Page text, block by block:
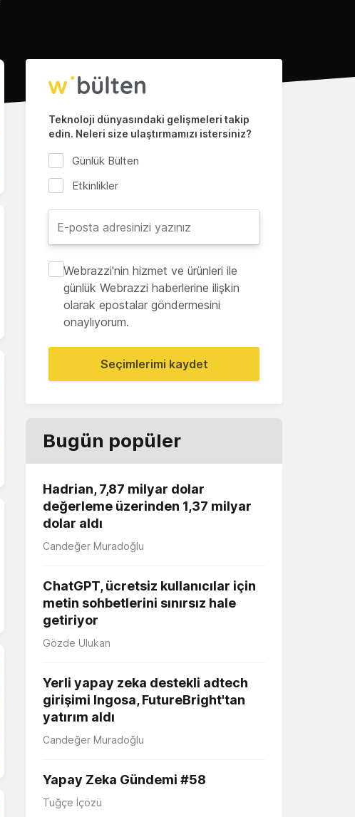
Teknoloji dünyasındaki gelişmeleri takip
edin. Neleri size ulaştırmamızı istersiniz?
Günlük Bülten
Etkinlikler
Webrazzi'nin hizmet ve ürünleri ile
günlük Webrazzi haberlerine ilişkin
olarak epostalar göndermesini
onaylıyorum.
Seçimlerimi kaydet
Bugün popüler
Hadrian, 7,87 milyar dolar
değerleme üzerinden 1,37 milyar
dolar aldı
Candeğer Muradoğlu
ChatGPT, ücretsiz kullanıcılar için
metin sohbetlerini sınırsız hale
getiriyor
Gözde Ulukan
Yerli yapay zeka destekli adtech
girişimi Ingosa, FutureBright'tan
yatırım aldı
Candeğer Muradoğlu
Yapay Zeka Gündemi #58
Tuğçe İçözü